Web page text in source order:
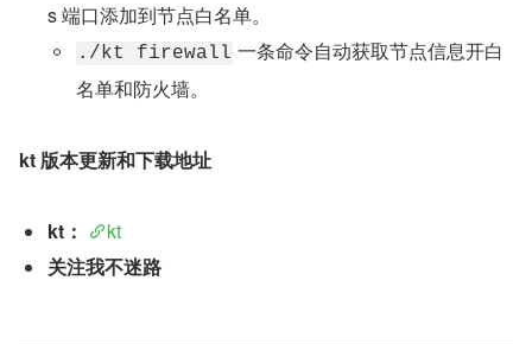
s 端口添加到节点白名单。
./kt firewall 一条命令自动获取节点信息开白
名单和防火墙。
kt 版本更新和下载地址
kt：
kt
关注我不迷路